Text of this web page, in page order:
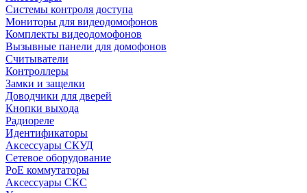
Системы контроля доступа
Мониторы для видеодомофонов
Комплекты видеодомофонов
Вызывные панели для домофонов
Считыватели
Контроллеры
Замки и защелки
Доводчики для дверей
Кнопки выхода
Радиореле
Идентификаторы
Аксессуары СКУД
Сетевое оборудование
PoE коммутаторы
Аксессуары СКС